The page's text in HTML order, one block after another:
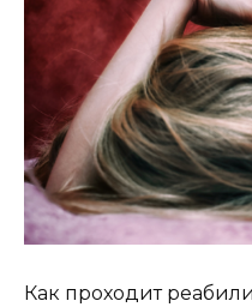
Как проходит